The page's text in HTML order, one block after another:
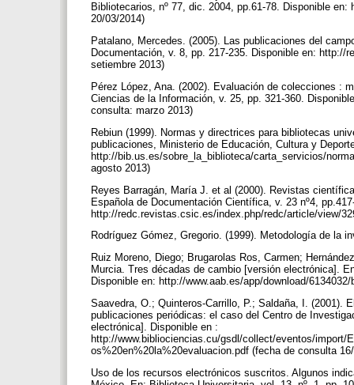
Bibliotecarios, nº 77, dic. 2004, pp.61-78. Disponible
20/03/2014)
Patalano, Mercedes. (2005). Las publicaciones del
Documentación, v. 8, pp. 217-235. Disponible en:
setiembre 2013)
Pérez López, Ana. (2002). Evaluación de colecciones :
Ciencias de la Información, v. 25, pp. 321-360.
consulta: marzo 2013)
Rebiun (1999). Normas y directrices para bibliotecas
publicaciones, Ministerio de Educación, Cultura y
http://bib.us.es/sobre_la_biblioteca/carta_servicios/
agosto 2013)
Reyes Barragán, María J. et al (2000). Revistas
Española de Documentación Científica, v. 23 nº4,
http://redc.revistas.csic.es/index.php/redc/article/view/
Rodríguez Gómez, Gregorio. (1999). Metodología de la
Ruiz Moreno, Diego; Brugarolas Ros, Carmen;
Murcia. Tres décadas de cambio [versión electrónica].
Disponible en: http://www.aab.es/app/download/
Saavedra, O.; Quinteros-Carrillo, P.; Saldaña, I. (2001).
publicaciones periódicas: el caso del Centro de
electrónica]. Disponible en :
http://www.bibliociencias.cu/gsdl/collect/eventos/
os%20en%20la%20evaluacion.pdf (fecha de consulta
Uso de los recursos electrónicos suscritos. Algunos